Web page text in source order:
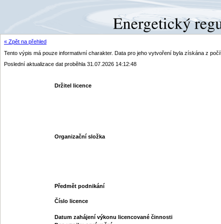
« Zpět na přehled
Tento výpis má pouze informativní charakter. Data pro jeho vytvoření byla získána z
Poslední aktualizace dat proběhla 31.07.2026 14:12:48
Držitel licence
Organizační složka
Předmět podnikání
Číslo licence
Datum zahájení výkonu licencované činnosti